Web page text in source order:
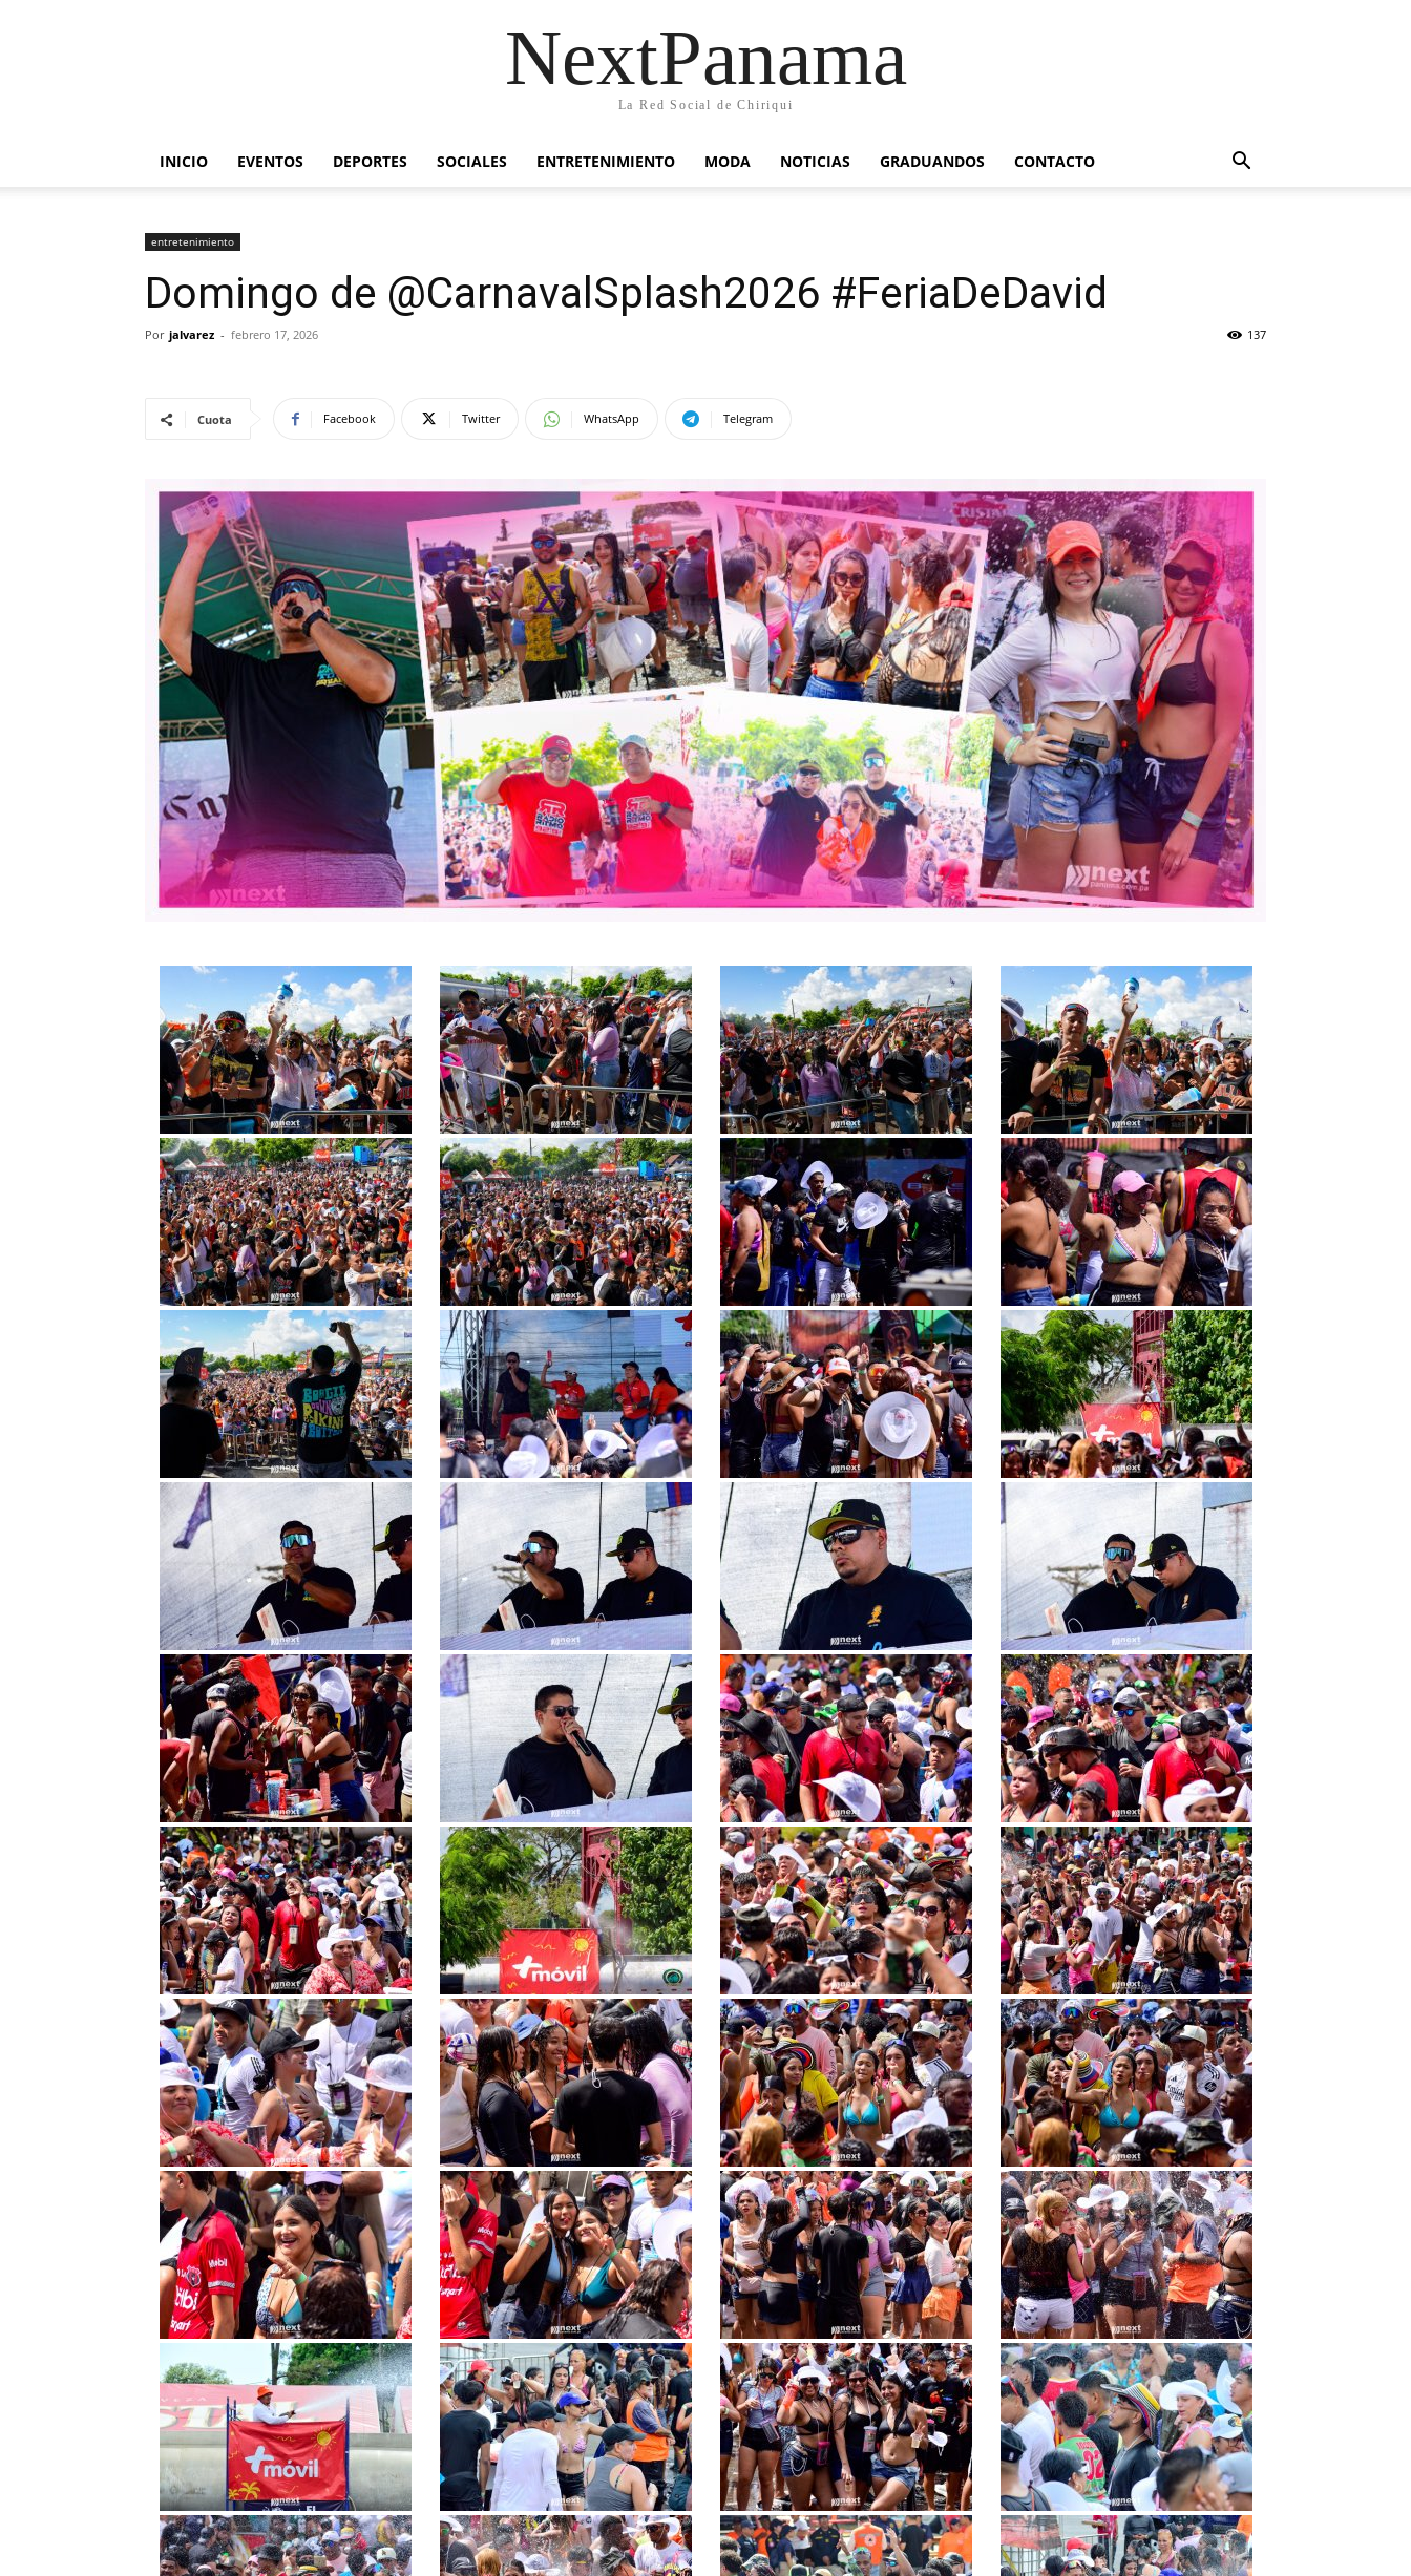
NextPanama
La Red Social de Chiriqui
INICIO EVENTOS DEPORTES SOCIALES ENTRETENIMIENTO MODA NOTICIAS GRADUANDOS CONTACTO
entretenimiento
Domingo de @CarnavalSplash2026 #FeriaDeDavid
Por jalvarez - febrero 17, 2026 137
Cuota Facebook Twitter WhatsApp Telegram